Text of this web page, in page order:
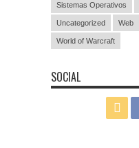
Sistemas Operativos
Uncategorized Web
World of Warcraft
SOCIAL